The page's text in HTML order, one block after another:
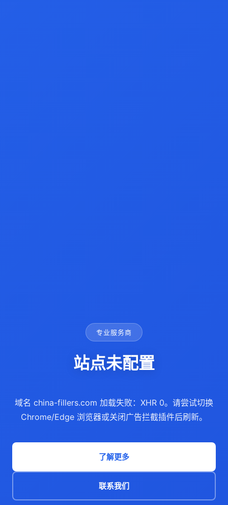
专业服务商
站点未配置
域名 china-fillers.com 加载失败：XHR 0。请尝试切换
Chrome/Edge 浏览器或关闭广告拦截插件后刷新。
了解更多
联系我们